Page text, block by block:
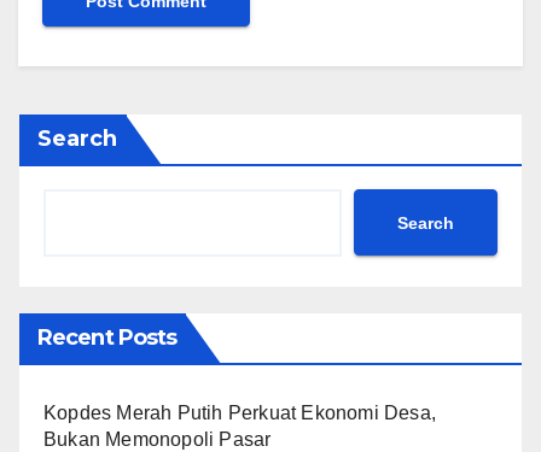
Search
Search
Recent Posts
Kopdes Merah Putih Perkuat Ekonomi Desa,
Bukan Memonopoli Pasar